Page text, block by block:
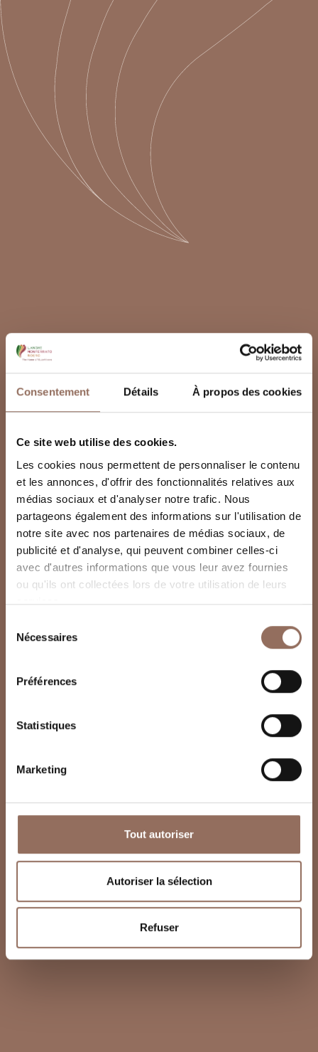
Consentement Détails À propos des cookies
Ce site web utilise des cookies.
Les cookies nous permettent de personnaliser le contenu
et les annonces, d'offrir des fonctionnalités relatives aux
médias sociaux et d'analyser notre trafic. Nous
partageons également des informations sur l'utilisation de
notre site avec nos partenaires de médias sociaux, de
publicité et d'analyse, qui peuvent combiner celles-ci
avec d'autres informations que vous leur avez fournies
ou qu'ils ont collectées lors de votre utilisation de leurs
services.
Nécessaires
Préférences
Statistiques
Marketing
Tout autoriser
Autoriser la sélection
Refuser